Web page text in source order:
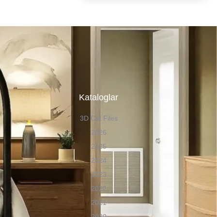
Kataloglar
3D Cat Files
2026
2025
2024
2023
2022
2021